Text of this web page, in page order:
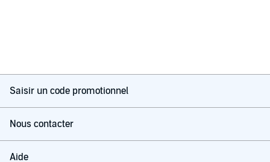
Saisir un code promotionnel
Nous contacter
Aide